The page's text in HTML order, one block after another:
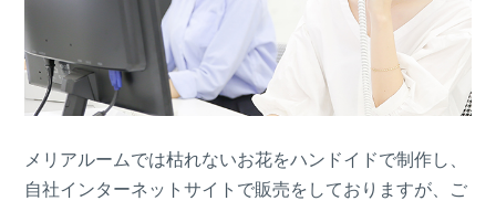
メリアルームでは枯れないお花をハンドイドで制作し、
自社インターネットサイトで販売をしておりますが、ご